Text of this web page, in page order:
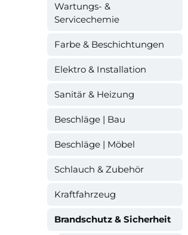
Wartungs- &
Servicechemie
Farbe & Beschichtungen
Elektro & Installation
Sanitär & Heizung
Beschläge | Bau
Beschläge | Möbel
Schlauch & Zubehör
Kraftfahrzeug
Brandschutz & Sicherheit